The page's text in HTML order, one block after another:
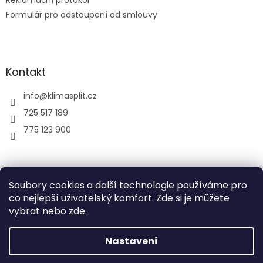
Soubory cookies a další technologie používáme pro
co nejlepší uživatelský komfort. Zde si je můžete
vybrat nebo zde.
Nastavení
Formulář pro odstoupení od smlouvy
Kontakt
info@klimasplit.cz
725 517 189
775 123 900
air-cool
Vytvořil Shoptet